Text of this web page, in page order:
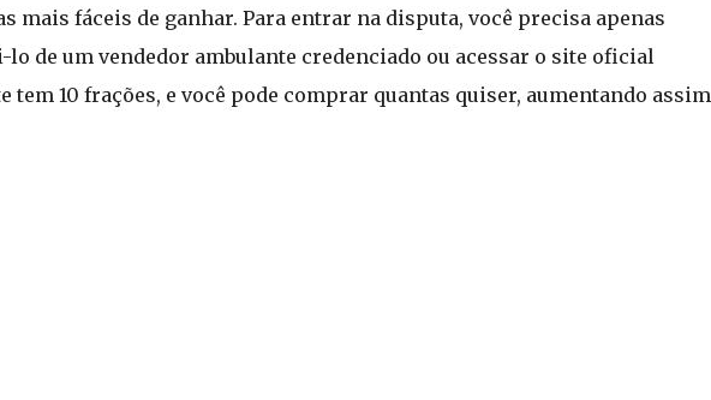
mais fáceis de ganhar. Para entrar na disputa, você precisa apenas
de um vendedor ambulante credenciado ou acessar o site oficial
tem 10 frações, e você pode comprar quantas quiser, aumentando assim